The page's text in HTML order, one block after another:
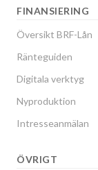
FINANSIERING
Översikt BRF-Lån
Ränteguiden
Digitala verktyg
Nyproduktion
Intresseanmälan
ÖVRIGT